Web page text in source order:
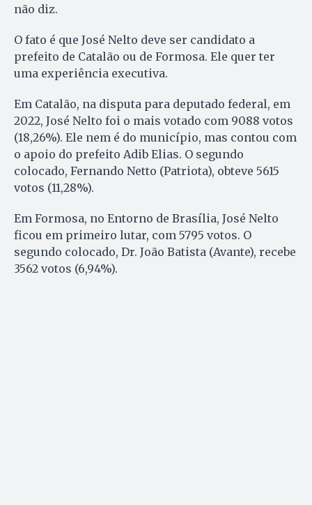
não diz.
O fato é que José Nelto deve ser candidato a
prefeito de Catalão ou de Formosa. Ele quer ter
uma experiência executiva.
Em Catalão, na disputa para deputado federal, em
2022, José Nelto foi o mais votado com 9088 votos
(18,26%). Ele nem é do município, mas contou com
o apoio do prefeito Adib Elias. O segundo
colocado, Fernando Netto (Patriota), obteve 5615
votos (11,28%).
Em Formosa, no Entorno de Brasília, José Nelto
ficou em primeiro lutar, com 5795 votos. O
segundo colocado, Dr. João Batista (Avante), recebe
3562 votos (6,94%).